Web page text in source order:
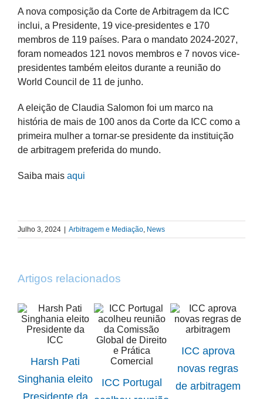
Larger
Image
A nova composição da Corte de Arbitragem da ICC
inclui, a Presidente, 19 vice-presidentes e 170
membros de 119 países. Para o mandato 2024-2027,
foram nomeados 121 novos membros e 7 novos vice-
presidentes também eleitos durante a reunião do
World Council de 11 de junho.
A eleição de Claudia Salomon foi um marco na
história de mais de 100 anos da Corte da ICC como a
primeira mulher a tornar-se presidente da instituição
de arbitragem preferida do mundo.
Saiba mais aqui
Julho 3, 2024 | Arbitragem e Mediação, News
Artigos relacionados
Harsh Pati
Singhania eleito
ICC Portugal
ICC aprova
novas regras
de arbitragem